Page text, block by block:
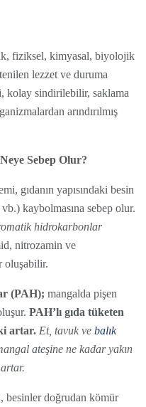
fiziksel, kimyasal, biyolojik
lezzet ve duruma
kolay sindirilebilir, saklama
arındırılmış
Sebep Olur?
gıdanın yapısındaki besin
kaybolmasına sebep olur.
hidrokarbonlar
nitrozamin ve
oluşabilir.
(PAH); mangalda pişen
PAH’lı gıda tüketen
artar. Et, tavuk ve balık
ateşine ne kadar yakın
besinler doğrudan kömür